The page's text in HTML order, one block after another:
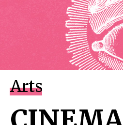
Arts